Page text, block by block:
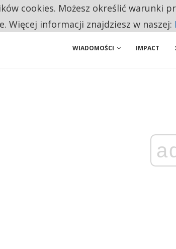
W EUROPEJSKI PRZEMYSŁ. NA LIŚCIE SĄ DWA
WIADOMOŚCI IMPACT
cookies. Możesz określić warunki
Więcej informacji znajdziesz w naszej: